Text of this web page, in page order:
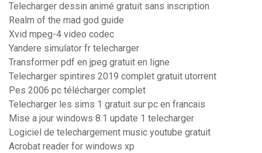
Telecharger dessin animé gratuit sans inscription
Realm of the mad god guide
Xvid mpeg-4 video codec
Yandere simulator fr telecharger
Transformer pdf en jpeg gratuit en ligne
Telecharger spintires 2019 complet gratuit utorrent
Pes 2006 pc télécharger complet
Telecharger les sims 1 gratuit sur pc en francais
Mise a jour windows 8.1 update 1 telecharger
Logiciel de telechargement music youtube gratuit
Acrobat reader for windows xp